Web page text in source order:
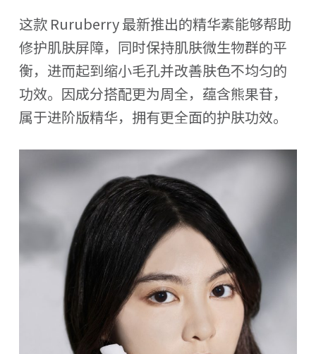
这款 Ruruberry 最新推出的精华素能够帮助
修护肌肤屏障，同时保持肌肤微生物群的平
衡，进而起到缩小毛孔并改善肤色不均匀的
功效。因成分搭配更为周全，蕴含熊果苷，
属于进阶版精华，拥有更全面的护肤功效。